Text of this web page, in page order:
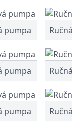
pumpa
pumpa
pumpa